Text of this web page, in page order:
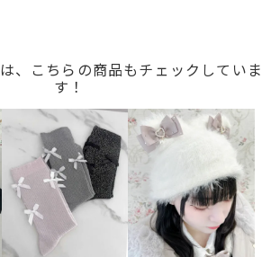
、こちらの商品もチェックしていま
す！